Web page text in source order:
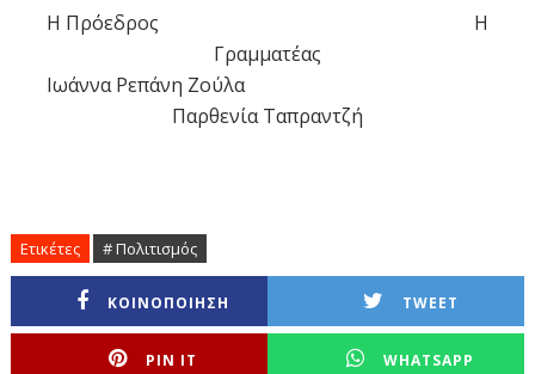
Η Πρόεδρος Η
Γραμματέας
Ιωάννα Ρεπάνη Ζούλα
Παρθενία Ταπραντζή­
Ετικέτες # Πολιτισμός
ΚΟΙΝΟΠΟΙΗΣΗ TWEET
PIN IT WHATSAPP